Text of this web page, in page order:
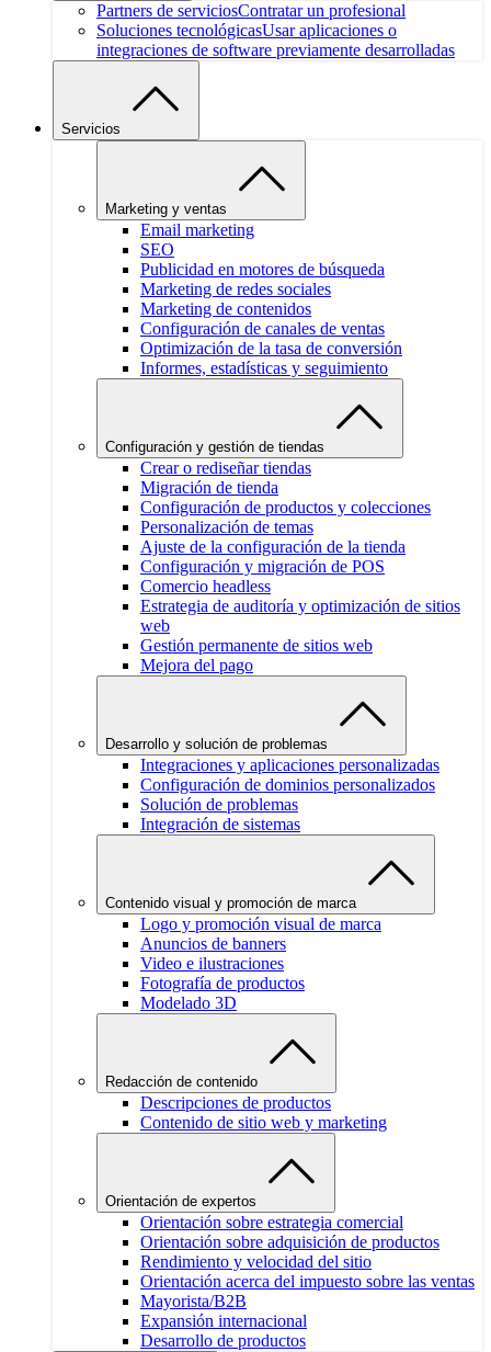
Partners de serviciosContratar un profesional
Soluciones tecnológicasUsar aplicaciones o
integraciones de software previamente desarrolladas
Servicios
Marketing y ventas
Email marketing
SEO
Publicidad en motores de búsqueda
Marketing de redes sociales
Marketing de contenidos
Configuración de canales de ventas
Optimización de la tasa de conversión
Informes, estadísticas y seguimiento
Configuración y gestión de tiendas
Crear o rediseñar tiendas
Migración de tienda
Configuración de productos y colecciones
Personalización de temas
Ajuste de la configuración de la tienda
Configuración y migración de POS
Comercio headless
Estrategia de auditoría y optimización de sitios
web
Gestión permanente de sitios web
Mejora del pago
Desarrollo y solución de problemas
Integraciones y aplicaciones personalizadas
Configuración de dominios personalizados
Solución de problemas
Integración de sistemas
Contenido visual y promoción de marca
Logo y promoción visual de marca
Anuncios de banners
Video e ilustraciones
Fotografía de productos
Modelado 3D
Redacción de contenido
Descripciones de productos
Contenido de sitio web y marketing
Orientación de expertos
Orientación sobre estrategia comercial
Orientación sobre adquisición de productos
Rendimiento y velocidad del sitio
Orientación acerca del impuesto sobre las ventas
Mayorista/B2B
Expansión internacional
Desarrollo de productos